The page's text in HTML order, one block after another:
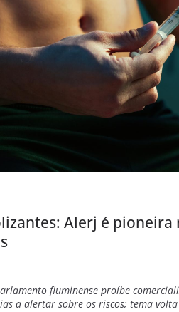
Alerj é pioneira
fluminense proíbe
a alertar sobre os riscos; tema